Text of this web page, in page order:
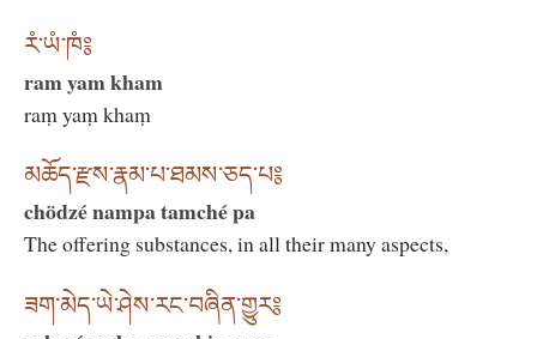
རཾ་ཡཾ་ཁཾ༔
ram yam kham
raṃ yaṃ khaṃ
མཆོད་རྫས་རྣམ་པ་ཐམས་ཅད་པ༔
chödzé nampa tamché pa
The offering substances, in all their many aspects,
ཟག་མེད་ཡེ་ཤེས་རང་བཞིན་གྱུར༔